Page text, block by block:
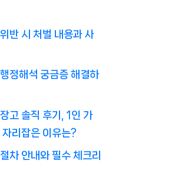
반 시 처벌 내용과 사
정해석 궁금증 해결하
고 솔직 후기, 1인 가
리잡은 이유는?
차 안내와 필수 체크리